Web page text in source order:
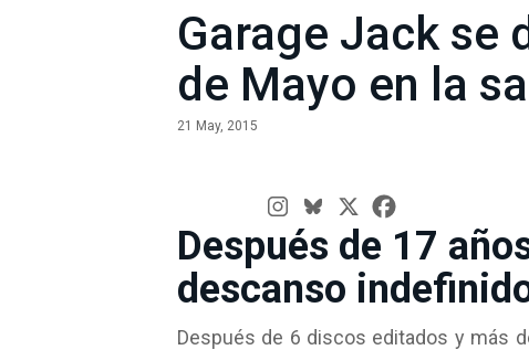
Garage Jack se
de Mayo en la
21 May, 2015
Después de 17
descanso
Después de 6 discos editados y más